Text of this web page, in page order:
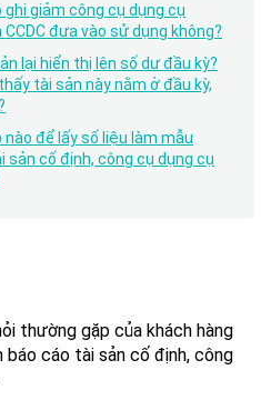
ghi giảm công cụ dụng cụ
đưa vào sử dụng không?
lại hiển thị lên số dư đầu kỳ?
tài sản này nằm ở đầu kỳ,
nào để lấy số liệu làm mẫu
sản cố định, công cụ dụng cụ
thường gặp của khách hàng
báo cáo tài sản cố định, công